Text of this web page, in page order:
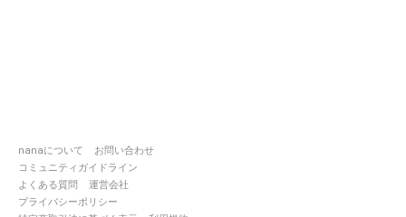
nanaについて
お問い合わせ
コミュニティガイドライン
よくある質問
運営会社
プライバシーポリシー